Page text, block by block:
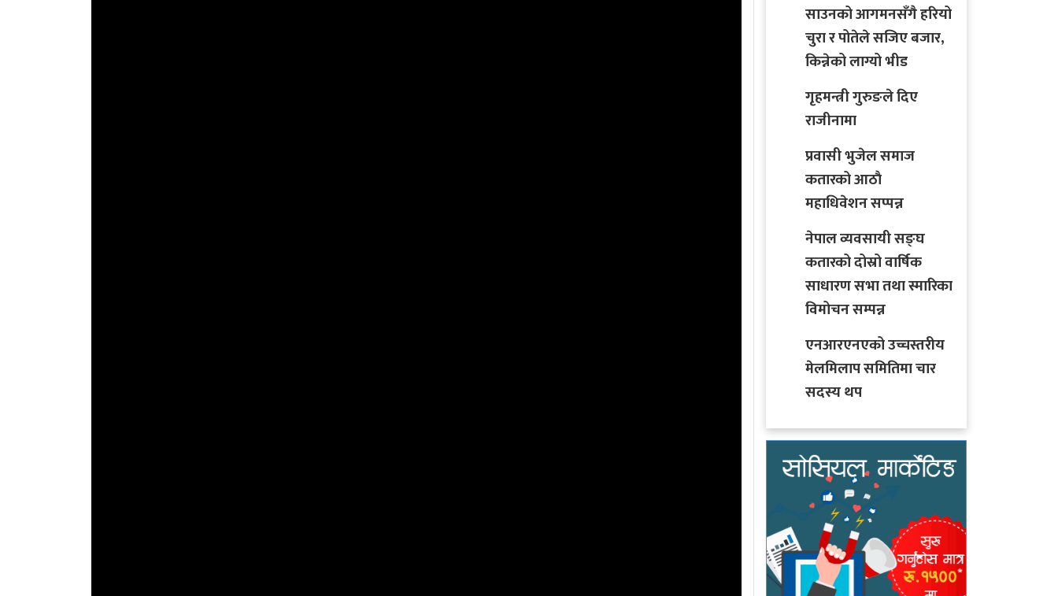
साउनको आगमनसँगै हरियो
चुरा र पोतेले सजिए बजार,
किन्नेको लाग्यो भीड
गृहमन्त्री गुरुङले दिए
राजीनामा
प्रवासी भुजेल समाज
कतारको आठाै
महाधिवेशन सप्पन्न
नेपाल व्यवसायी सङ्घ
कतारको दोस्रो वार्षिक
साधारण सभा तथा स्मारिका
विमोचन सम्पन्न
एनआरएनएको उच्चस्तरीय
मेलमिलाप समितिमा चार
सदस्य थप